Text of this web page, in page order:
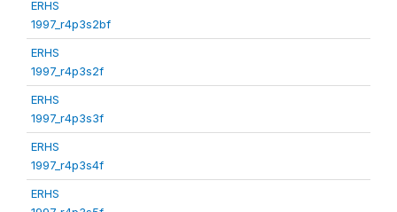
ERHS
1997_r4p3s2bf
ERHS
1997_r4p3s2f
ERHS
1997_r4p3s3f
ERHS
1997_r4p3s4f
ERHS